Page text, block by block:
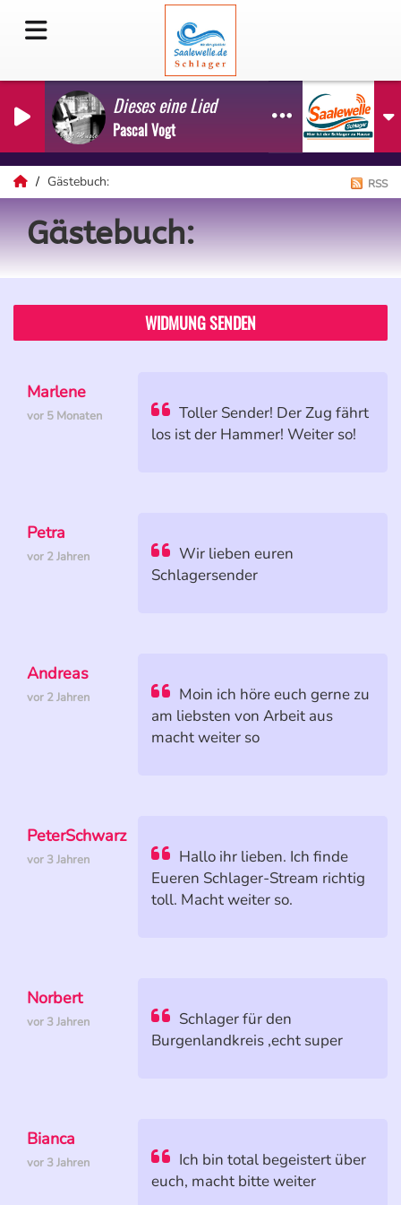
Dieses eine Lied
Pascal Vogt
Gästebuch:
Gästebuch:
RSS
WIDMUNG SENDEN
Marlene
vor 5 Monaten
Toller Sender! Der Zug fährt
los ist der Hammer! Weiter so!
Petra
vor 2 Jahren
Wir lieben euren
Schlagersender
Andreas
vor 2 Jahren
Moin ich höre euch gerne zu
am liebsten von Arbeit aus
macht weiter so
PeterSchwarz
vor 3 Jahren
Hallo ihr lieben. Ich finde
Eueren Schlager-Stream richtig
toll. Macht weiter so.
Norbert
vor 3 Jahren
Schlager für den
Burgenlandkreis ,echt super
Bianca
vor 3 Jahren
Ich bin total begeistert über
euch, macht bitte weiter